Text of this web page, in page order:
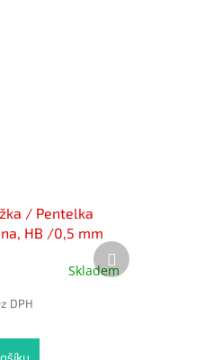
/ Pentelka
HB /0,5 mm
Skladem
DPH
Další
produkt